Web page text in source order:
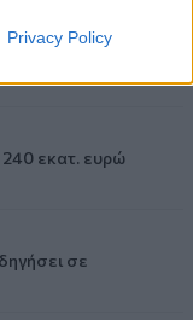
Privacy Policy
εκατ. ευρώ
σε